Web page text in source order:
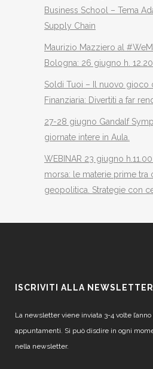
Business School – Tema
Supply Chain
Maurizio Mazziero al
Bologna: 26 giugno h.
Soldi Tuoi – Il nuovo gioco
Finanziaria: Divertiti a far
27-28 giugno Gandalf
giornate intere in Aula.
WEBINAR 23 giugno
morsa: le materie prime tra
geopolitica. Strategie con
ISCRIVITI ALLA NEWSLETTER
La newsletter viene inviata 3-4 volte
appuntamenti. Si può disdire in ogni
nella newsletter.